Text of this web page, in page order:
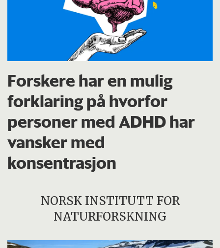
Forskere har en mulig
forklaring på hvorfor
personer med ADHD har
vansker med
konsentrasjon
NORSK INSTITUTT FOR
NATURFORSKNING